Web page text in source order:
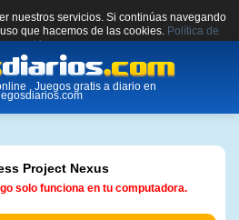
nuestros servicios. Si continúas navegando
que hacemos de las cookies. Política de
cookies.
, Juegos gratis a diario en
Project Nexus
solo funciona en tu computadora.